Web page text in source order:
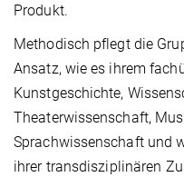
Produkt.
Methodisch pflegt die
Ansatz, wie es ihrem
Kunstgeschichte,
Theaterwissenschaft,
Sprachwissenschaft und
ihrer transdisziplinären